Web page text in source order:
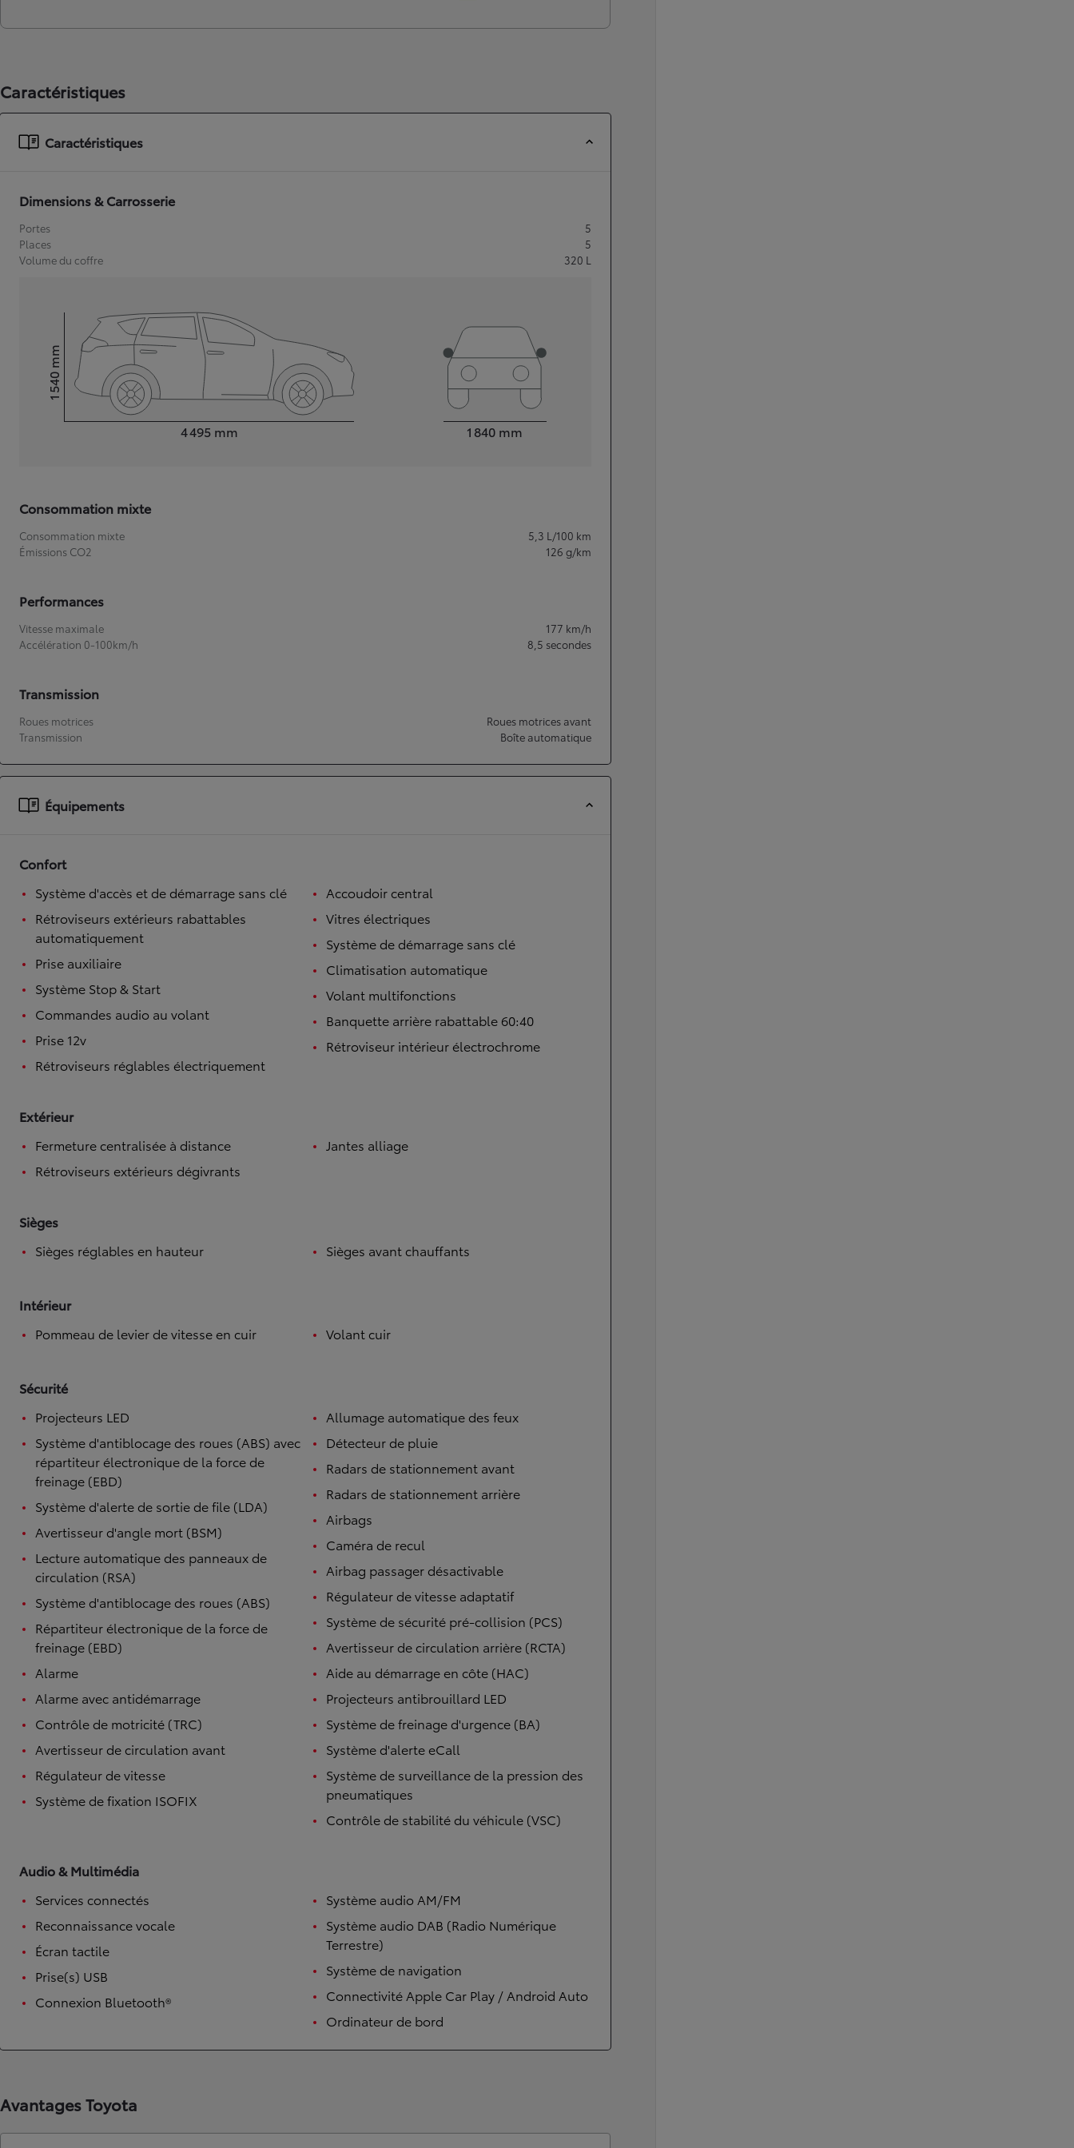
À partir de 19 700 €
Nouvelle Yaris Cross
HYBRIDE
TOYOTA C-HR
HYBRIDE OU HYBRIDE RECHARGEABLE
Disponible rapidement
Caractéristiques
Caractéristiques
Dimensions & Carrosserie
Portes
5
Places
5
Volume du coffre
320 L
4 495 mm
Hauteur1 540
mm
1 840 mm
Consommation mixte
Consommation mixte 5,3 L/100 km
Émissions CO2
126 g/km
Performances
Vitesse maximale 177 km/h
Accélération 0-100km/h
8,5 secondes
Transmission
Roues motrices
Roues motrices avant
Transmission
Boîte automatique
Équipements
Confort
Système d'accès et de démarrage sans clé
Rétroviseurs extérieurs rabattables
automatiquement
Prise auxiliaire
Système Stop & Start
Commandes audio au volant
Prise 12v
Rétroviseurs réglables électriquement
Accoudoir central
Vitres électriques
Système de démarrage sans clé
Climatisation automatique
Volant multifonctions
Banquette arrière rabattable 60:40
Rétroviseur intérieur électrochrome
Extérieur
Fermeture centralisée à distance
Rétroviseurs extérieurs dégivrants
Jantes alliage
Sièges
Sièges réglables en hauteur
Sièges avant chauffants
Intérieur
Pommeau de levier de vitesse en cuir
Volant cuir
Sécurité
Projecteurs LED
Système d'antiblocage des roues (ABS) avec
répartiteur électronique de la force de
freinage (EBD)
Système d'alerte de sortie de file (LDA)
Avertisseur d'angle mort (BSM)
Lecture automatique des panneaux de
circulation (RSA)
Système d'antiblocage des roues (ABS)
Répartiteur électronique de la force de
freinage (EBD)
Alarme
Alarme avec antidémarrage
Contrôle de motricité (TRC)
Avertisseur de circulation avant
Régulateur de vitesse
Système de fixation ISOFIX
Allumage automatique des feux
Détecteur de pluie
Radars de stationnement avant
Radars de stationnement arrière
Airbags
Caméra de recul
Airbag passager désactivable
Régulateur de vitesse adaptatif
Système de sécurité pré-collision (PCS)
Avertisseur de circulation arrière (RCTA)
Aide au démarrage en côte (HAC)
Projecteurs antibrouillard LED
Système de freinage d'urgence (BA)
Système d'alerte eCall
Système de surveillance de la pression des
pneumatiques
Contrôle de stabilité du véhicule (VSC)
Audio & Multimédia
Services connectés
Reconnaissance vocale
Écran tactile
Prise(s) USB
Connexion Bluetooth®
Système audio AM/FM
Système audio DAB (Radio Numérique
Terrestre)
Système de navigation
Connectivité Apple Car Play / Android Auto
Ordinateur de bord
Avantages Toyota